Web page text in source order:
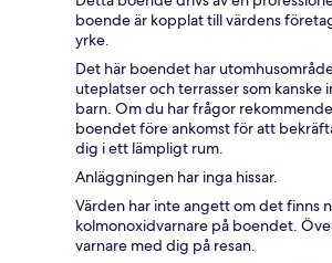
boende är kopplat till värdens
yrke.
Det här boendet har
uteplatser och terrasser som kanske
barn. Om du har frågor
boendet före ankomst för att
dig i ett lämpligt rum.
Anläggningen har inga hissar.
Värden har inte angett om det finns
kolmonoxidvarnare på boendet.
varnare med dig på resan.